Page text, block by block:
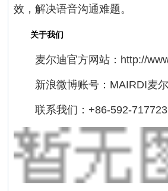
效，解决语音沟通难题。
关于我们
麦尔迪官方网站：http://
新浪微博账号：MAIRDI麦尔
联系我们：+86-592-